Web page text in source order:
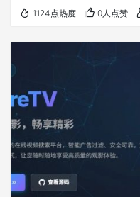
升级后，搜索功能极其
告中的PDF文件进行了
制和打印。 下面介绍的
在网页端对中标公告中
单，适合网络小白使用。
1124点热度 0人点赞